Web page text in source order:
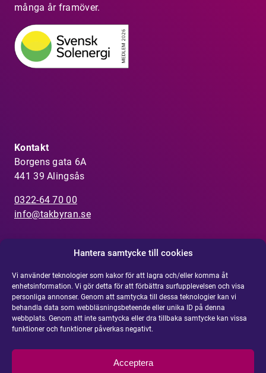
Hantera samtycke till cookies
Vi använder teknologier som kakor för att lagra och/eller komma åt
enhetsinformation. Vi gör detta för att förbättra surfupplevelsen och visa
personliga annonser. Genom att samtycka till dessa teknologier kan vi
behandla data som webbläsningsbeteende eller unika ID på denna
webbplats. Genom att inte samtycka eller dra tillbaka samtycke kan vissa
funktioner och funktioner påverkas negativt.
Acceptera
många år framöver.
Kontakt
Borgens gata 6A
441 39 Alingsås
0322-64 70 00
info@takbyran.se
Visselblåsarfunktion
Har du uppmärksammat något som inte känns
rätt?R apportera din misstanke om olämpligt
agerande eller oegentlighet.